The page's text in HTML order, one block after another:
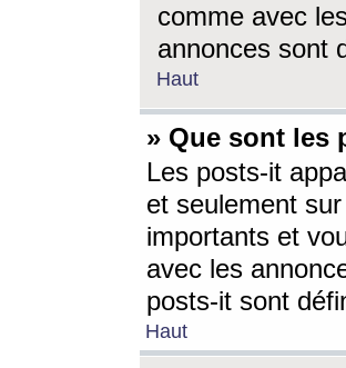
comme avec
annonces sont
Haut
» Que sont les
Les posts-it
et seulement
importants et
avec les
posts-it sont
Haut